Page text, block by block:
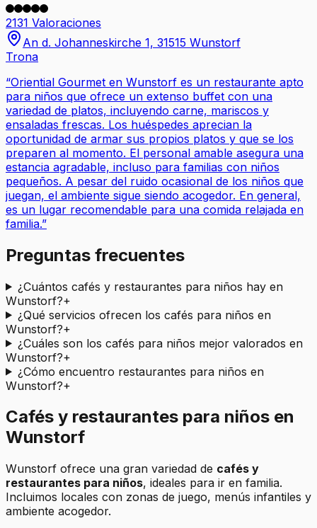
2131 Valoraciones
An d. Johanneskirche 1, 31515 Wunstorf
Trona
“Oriential Gourmet en Wunstorf es un restaurante apto
para niños que ofrece un extenso buffet con una
variedad de platos, incluyendo carne, mariscos y
ensaladas frescas. Los huéspedes aprecian la
oportunidad de armar sus propios platos y que se los
preparen al momento. El personal amable asegura una
estancia agradable, incluso para familias con niños
pequeños. A pesar del ruido ocasional de los niños que
juegan, el ambiente sigue siendo acogedor. En general,
es un lugar recomendable para una comida relajada en
familia.”
Preguntas frecuentes
¿Cuántos cafés y restaurantes para niños hay en
Wunstorf?+
¿Qué servicios ofrecen los cafés para niños en
Wunstorf?+
¿Cuáles son los cafés para niños mejor valorados en
Wunstorf?+
¿Cómo encuentro restaurantes para niños en
Wunstorf?+
Cafés y restaurantes para niños en
Wunstorf
Wunstorf ofrece una gran variedad de cafés y
restaurantes para niños, ideales para ir en familia.
Incluimos locales con zonas de juego, menús infantiles y
ambiente acogedor.